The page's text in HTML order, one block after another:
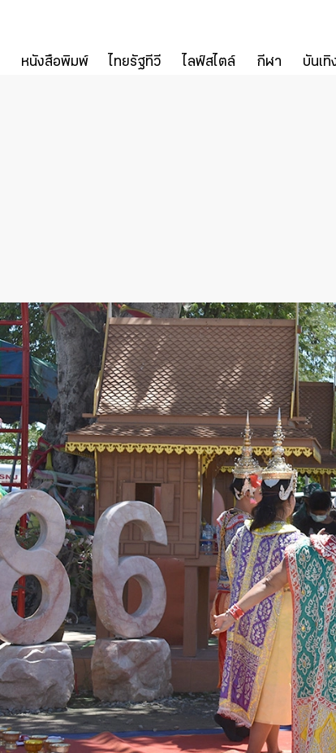
หนังสือพิมพ์ ไทยรัฐทีวี ไลฟ์สไตล์ กีฬา บันเทิ